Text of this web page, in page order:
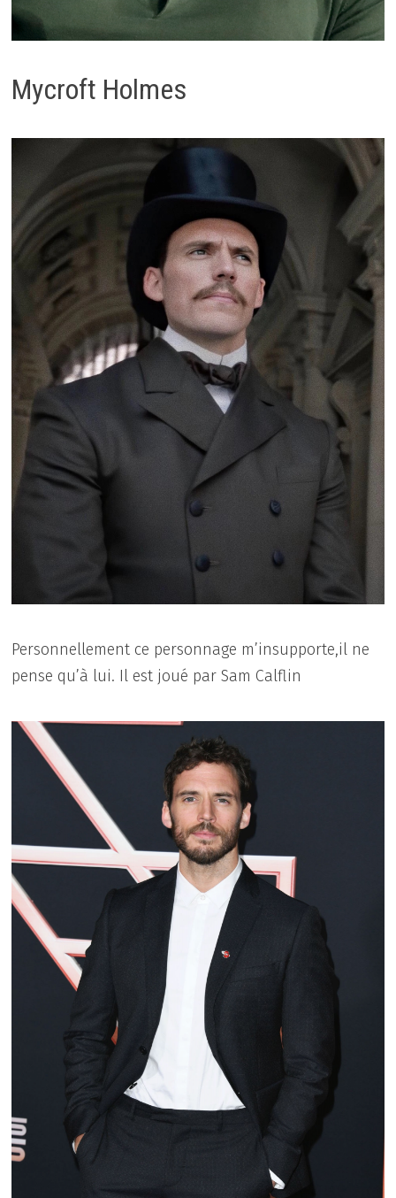
Mycroft Holmes
Personnellement ce personnage m’insupporte,il ne
pense qu’à lui. Il est joué par Sam Calflin